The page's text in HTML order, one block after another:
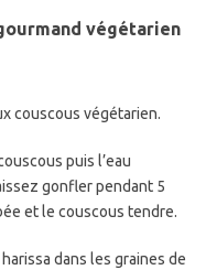
végétarien
couscous végétarien.
puis l’eau
gonfler pendant 5
et le couscous tendre.
dans les graines de